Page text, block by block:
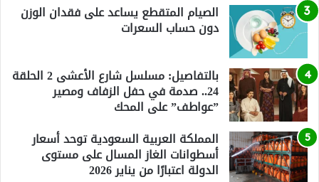
الصيام المتقطع يساعد على فقدان الوزن
دون حساب السعرات
بالتفاصيل: مسلسل شارع الأعشى 2 الحلقة
24.. صدمة في حفل الزفاف ومصير
”عواطف” على المحك
المملكة العربية السعودية توحد أسعار
أسطوانات الغاز المسال على مستوى
الدولة اعتبارًا من يناير 2026